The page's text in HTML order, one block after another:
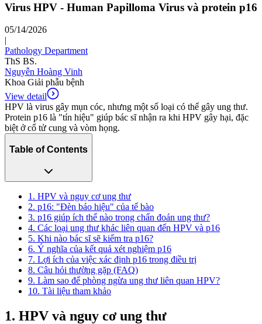
Virus HPV - Human Papilloma Virus và protein p16
05/14/2026
|
Pathology Department
ThS BS.
Nguyễn Hoàng Vinh
Khoa Giải phẫu bệnh
View detail
HPV là virus gây mụn cóc, nhưng một số loại có thể gây ung thư.
Protein p16 là "tín hiệu" giúp bác sĩ nhận ra khi HPV gây hại, đặc
biệt ở cổ tử cung và vòm họng.
Table of Contents
1. HPV và nguy cơ ung thư
2. p16: "Đèn báo hiệu" của tế bào
3. p16 giúp ích thế nào trong chẩn đoán ung thư?
4. Các loại ung thư khác liên quan đến HPV và p16
5. Khi nào bác sĩ sẽ kiểm tra p16?
6. Ý nghĩa của kết quả xét nghiệm p16
7. Lợi ích của việc xác định p16 trong điều trị
8. Câu hỏi thường gặp (FAQ)
9. Làm sao để phòng ngừa ung thư liên quan HPV?
10. Tài liệu tham khảo
1. HPV và nguy cơ ung thư